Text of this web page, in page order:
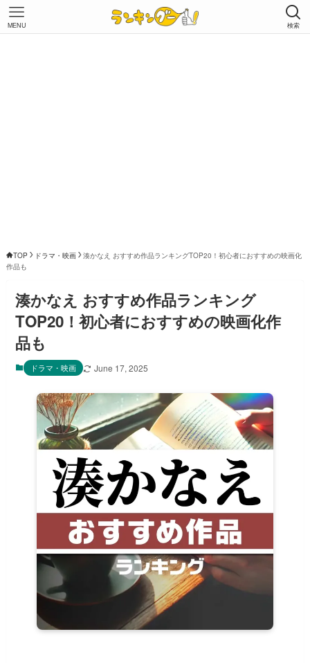
検索
MENU
TOP ドラマ・映画
湊かなえ おすすめ作品ランキングTOP20！初心者におすすめの映画化
作品も
湊かなえ おすすめ作品ランキング
TOP20！初心者におすすめの映画化作
品も
ドラマ・映画 June 17, 2025